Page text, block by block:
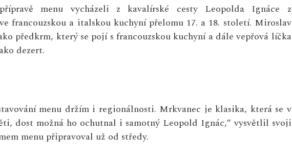
menu vycházeli z kavalírské cesty Leopolda Ignáce z
francouzskou a italskou kuchyní přelomu 17. a 18. století. Miroslav
předkrm, který se pojí s francouzskou kuchyní a dále vepřová líčka
dezert.
menu držím i regionálnosti. Mrkvanec je klasika, která se v
dost možná ho ochutnal i samotný Leopold Ignác,“ vysvětlil svoji
menu připravoval už od středy.